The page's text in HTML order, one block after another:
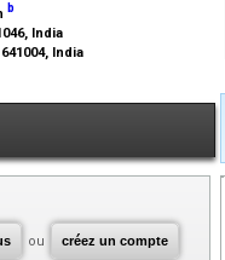
b
India
India
ou créez un compte